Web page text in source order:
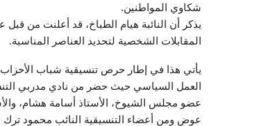
شكاوي المواطنين.
يذكر أن النائبة هيام الطباخ، قد أعلنت من
المقابلات الشخصية لتحديد العناصر المناسبة.
يأتي هذا في إطار حرص تنسيقية شباب الأحزاب
العمل السياسي حيث حضر من نادي مدربي
عضو مجلس الشيوخ، الأستاذ أسامة هشام،
عوض ومن أعضاء التنسيقية النائب محمود